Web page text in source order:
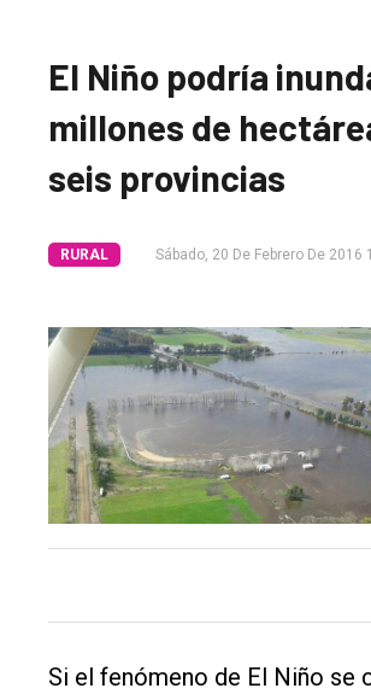
El Niño podría
millones de
seis provincias
RURAL Sábado, 20 De Febrero De 2016
Si el fenómeno de El Niño se